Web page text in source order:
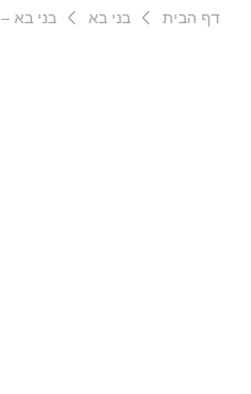
דף הבית בני בא בני בא – 25.12.22